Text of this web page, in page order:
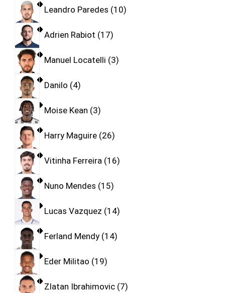
Leandro Paredes 10
Adrien Rabiot 17
Manuel Locatelli 3
Danilo 4
Moise Kean 3
Harry Maguire 26
Vitinha Ferreira 16
Nuno Mendes 15
Lucas Vazquez 14
Ferland Mendy 14
Eder Militao 19
Zlatan Ibrahimovic 7